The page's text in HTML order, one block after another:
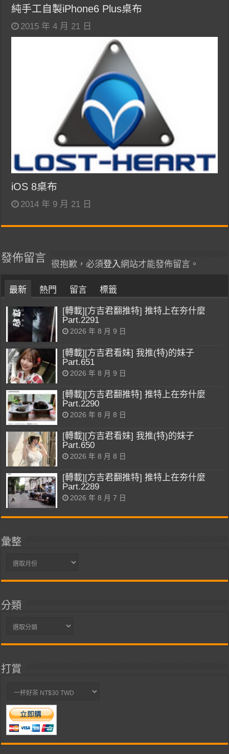
純手工自製iPhone6 Plus桌布
2015 年 4 月 21 日
iOS 8桌布
2014 年 9 月 21 日
發佈留言
很抱歉，必須登入網站才能發佈留言。
最新 熱門 留言 標籤
[轉載][方吉君翻推特] 推特上在夯什麼
Part.2291
2026 年 8 月 9 日
[轉載][方吉君看妹] 我推(特)的妹子
Part.651
2026 年 8 月 9 日
[轉載][方吉君翻推特] 推特上在夯什麼
Part.2290
2026 年 8 月 8 日
[轉載][方吉君看妹] 我推(特)的妹子
Part.650
2026 年 8 月 8 日
[轉載][方吉君翻推特] 推特上在夯什麼
Part.2289
2026 年 8 月 7 日
彙整
彙
分類
分
打賞